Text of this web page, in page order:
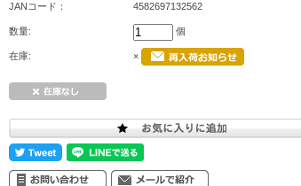
JANコード： 4582697132562
数量: 個
在庫: ×